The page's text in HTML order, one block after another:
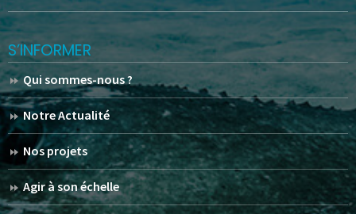
S’INFORMER
Qui sommes-nous ?
Notre Actualité
Nos projets
Agir à son échelle